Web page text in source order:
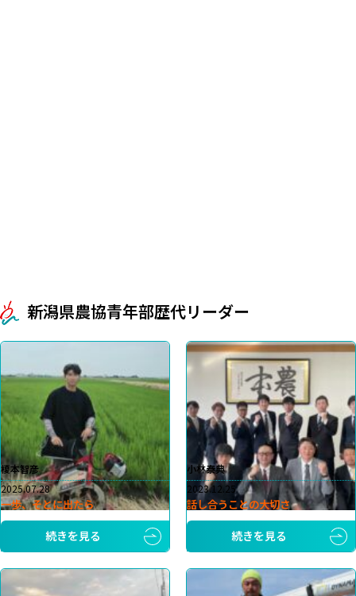
新潟県農協青年部歴代リーダー
榎本智彦
2025.07.28
一歩、そとに出たら
続きを見る
小林泰典
2023.12.25
話し合うことの大切さ
続きを見る